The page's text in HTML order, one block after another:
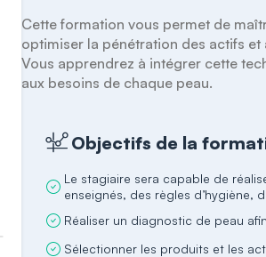
Cette formation vous permet de
optimiser la pénétration des actifs
Vous apprendrez à intégrer cette
aux besoins de chaque peau.
Objectifs de la
Le stagiaire sera capable de
enseignés, des règles d’hygiène,
Réaliser un diagnostic de peau
Sélectionner les produits et les